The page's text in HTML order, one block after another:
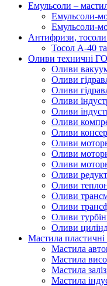
Емульсоли –
Емульсоли-
Емульсоли-
Антифризи, тосоли
Тосол А-40 та
Оливи техничні
Оливи
Оливи
Оливи
Оливи
Оливи
Оливи
Оливи
Оливи
Оливи
Оливи
Оливи
Оливи
Оливи
Оливи
Оливи
Оливи
Мастила
Мастила
Мастила
Мастила
Мастила